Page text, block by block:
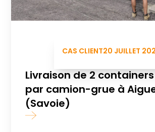
CAS CLIENT20 JUILLET
Livraison de 2
par camion-grue à
(Savoie)